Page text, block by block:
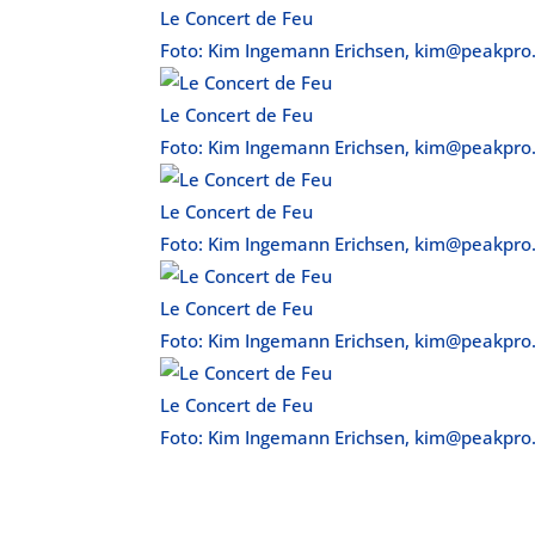
Le Concert de Feu
Foto: Kim Ingemann Erichsen,
Le Concert de Feu
Foto: Kim Ingemann Erichsen,
Le Concert de Feu
Foto: Kim Ingemann Erichsen,
Le Concert de Feu
Foto: Kim Ingemann Erichsen,
Le Concert de Feu
Foto: Kim Ingemann Erichsen,